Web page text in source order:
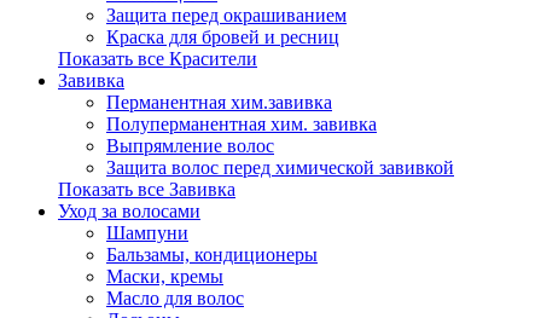
Защита перед окрашиванием
Краска для бровей и ресниц
Показать все Красители
Завивка
Перманентная хим.завивка
Полуперманентная хим. завивка
Выпрямление волос
Защита волос перед химической завивкой
Показать все Завивка
Уход за волосами
Шампуни
Бальзамы, кондиционеры
Маски, кремы
Масло для волос